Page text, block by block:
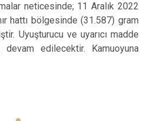
neticesinde; 11 Aralık 2022
hattı bölgesinde (31.587) gram
Uyuşturucu ve uyarıcı madde
devam edilecektir. Kamuoyuna